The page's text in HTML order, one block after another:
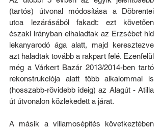
(tartós) útvonal módosítása a Döbrentei
utca lezárásából fakadt: ezt követően
északi irányban elhaladtak az Erzsébet híd
lekanyarodó ága alatt, majd keresztezve
azt haladtak tovább a rakpart felé. Ezenfelül
még a Várkert Bazár 2013/2014-ben tartó
rekonstrukciója alatt több alkalommal is
(hosszabb-rövidebb ideig) az Alagút - Atilla
út útvonalon közlekedett a járat.
A másik a villamosépítés következtében